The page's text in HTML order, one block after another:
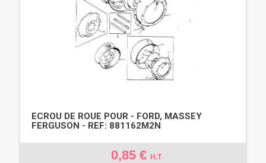
ECROU DE ROUE POUR - FORD, MASSEY
FERGUSON - REF: 881162M2N
0,85 € H.T